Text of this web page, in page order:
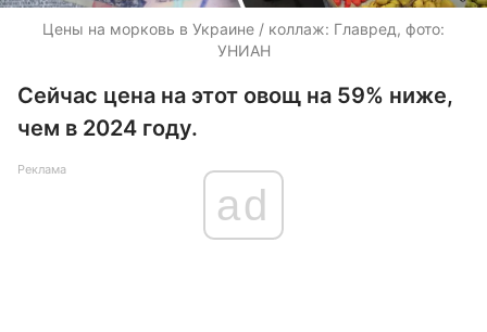
Цены на морковь в Украине / коллаж: Главред, фото:
УНИАН
Сейчас цена на этот овощ на 59% ниже,
чем в 2024 году.
Реклама
ad